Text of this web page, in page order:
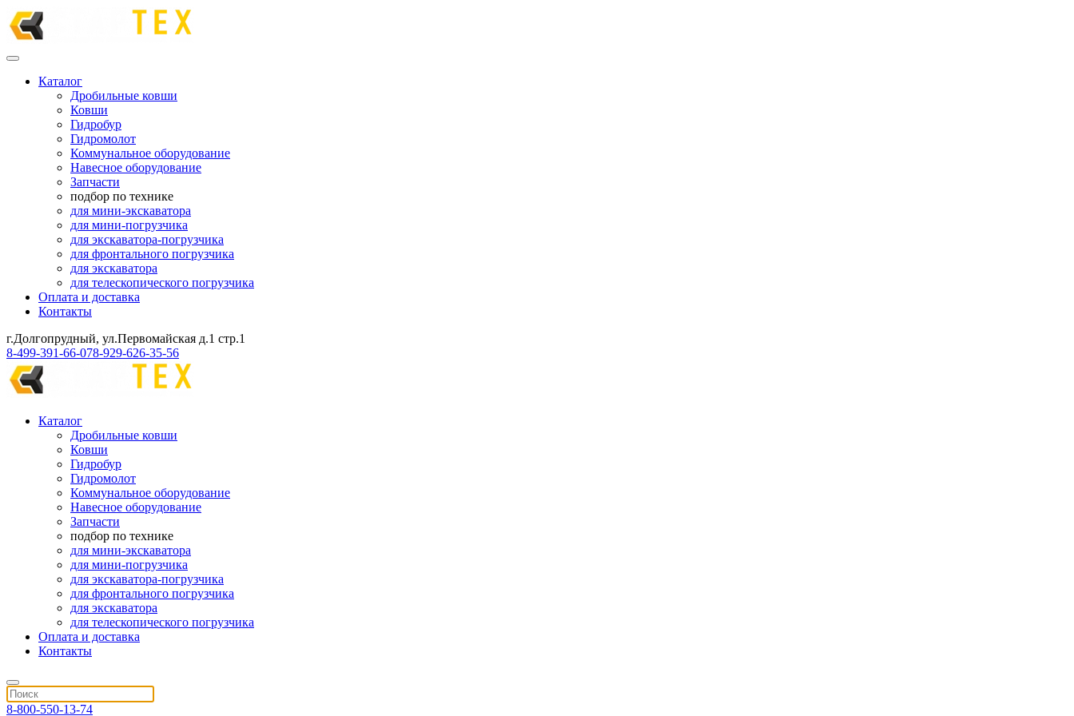
Каталог
Дробильные ковши
Ковши
Гидробур
Гидромолот
Коммунальное оборудование
Навесное оборудование
Запчасти
подбор по технике
для мини-экскаватора
для мини-погрузчика
для экскаватора-погрузчика
для фронтального погрузчика
для экскаватора
для телескопического погрузчика
Оплата и доставка
Контакты
г.Долгопрудный, ул.Первомайская д.1 стр.1
8-499-391-66-078-929-626-35-56
Каталог
Дробильные ковши
Ковши
Гидробур
Гидромолот
Коммунальное оборудование
Навесное оборудование
Запчасти
подбор по технике
для мини-экскаватора
для мини-погрузчика
для экскаватора-погрузчика
для фронтального погрузчика
для экскаватора
для телескопического погрузчика
Оплата и доставка
Контакты
8-800-550-13-74